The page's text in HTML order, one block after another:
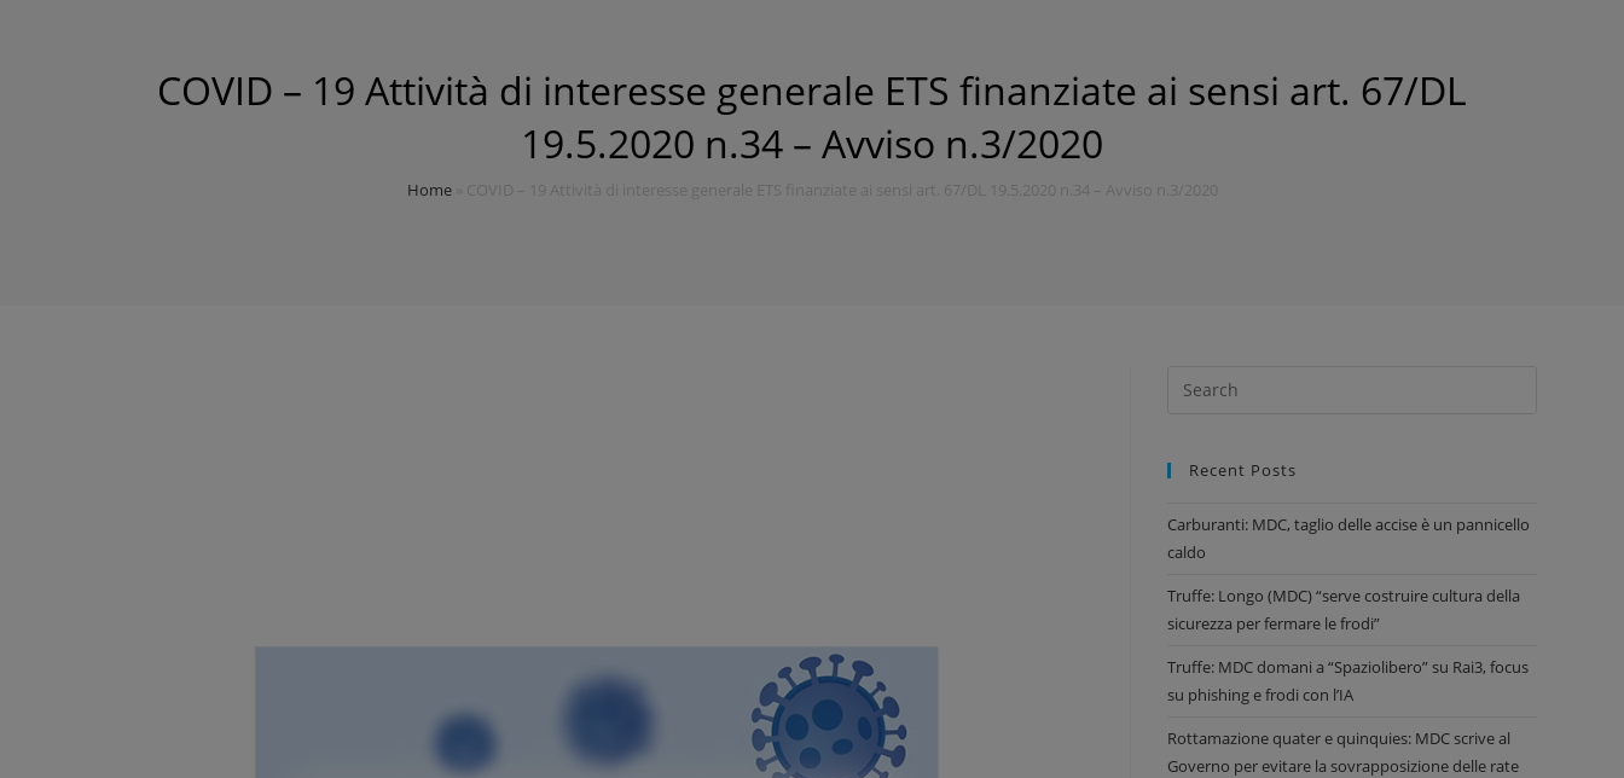
COVID – 19 Attività di interesse generale ETS finanziate ai sensi art. 67/DL
19.5.2020 n.34 – Avviso n.3/2020
Home» COVID – 19 Attività di interesse generale ETS finanziate ai sensi art. 67/DL 19.5.2020 n.34 – Avviso n.3/2020
Recent Posts
Carburanti: MDC, taglio delle accise è un pannicello
caldo
Truffe: Longo (MDC) “serve costruire cultura della
sicurezza per fermare le frodi”
Truffe: MDC domani a “Spaziolibero” su Rai3, focus
su phishing e frodi con l’IA
Rottamazione quater e quinquies: MDC scrive al
Governo per evitare la sovrapposizione delle rate